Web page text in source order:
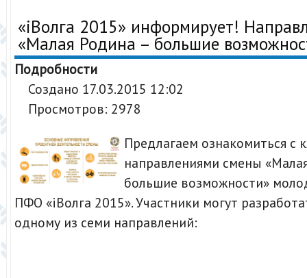
«iВолга 2015» информирует!
«Малая Родина – большие
Подробности
Создано 17.03.2015 12:02
Просмотров: 2978
Предлагаем ознакомиться с
направлениями смены
большие возможности»
ПФО «iВолга 2015». Участники могут
одному из семи направлений: